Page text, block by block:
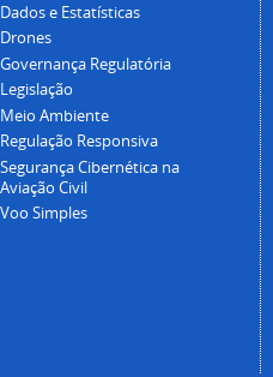
Dados e Estatísticas
Drones
Governança Regulatória
Legislação
Meio Ambiente
Regulação Responsiva
Segurança Cibernética na
Aviação Civil
Voo Simples